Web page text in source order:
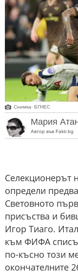
Снимка: БГНЕС
Мария
Автор във Fakti.bg
Селекционерът
определи
Световното
присъства и
Игор Тиаго.
към ФИФА
по-късно този
окончателните